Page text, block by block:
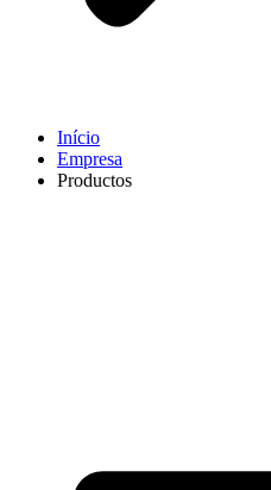
Início
Empresa
Productos